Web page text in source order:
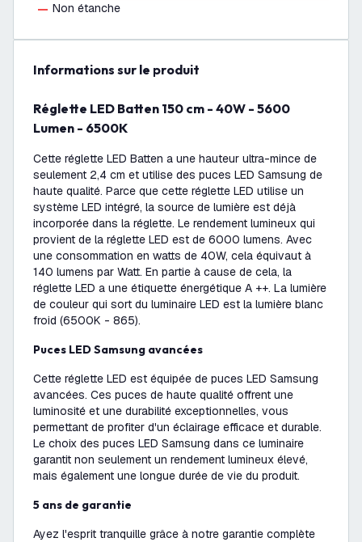
Non étanche
Informations sur le produit
Réglette LED Batten 150 cm - 40W - 5600
Lumen - 6500K
Cette réglette LED Batten a une hauteur ultra-mince de
seulement 2,4 cm et utilise des puces LED Samsung de
haute qualité. Parce que cette réglette LED utilise un
système LED intégré, la source de lumière est déjà
incorporée dans la réglette. Le rendement lumineux qui
provient de la réglette LED est de 6000 lumens. Avec
une consommation en watts de 40W, cela équivaut à
140 lumens par Watt. En partie à cause de cela, la
réglette LED a une étiquette énergétique A ++. La lumière
de couleur qui sort du luminaire LED est la lumière blanc
froid (6500K - 865).
Puces LED Samsung avancées
Cette réglette LED est équipée de puces LED Samsung
avancées. Ces puces de haute qualité offrent une
luminosité et une durabilité exceptionnelles, vous
permettant de profiter d'un éclairage efficace et durable.
Le choix des puces LED Samsung dans ce luminaire
garantit non seulement un rendement lumineux élevé,
mais également une longue durée de vie du produit.
5 ans de garantie
Ayez l'esprit tranquille grâce à notre garantie complète